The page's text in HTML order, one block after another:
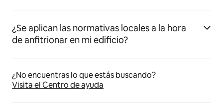
¿Se aplican las normativas locales a la hora
de anfitrionar en mi edificio?
¿No encuentras lo que estás buscando?
Visita el Centro de ayuda